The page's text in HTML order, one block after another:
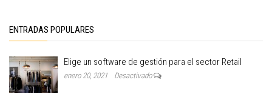
ENTRADAS POPULARES
Elige un software de gestión para el sector Retail
enero 20, 2021 Desactivado